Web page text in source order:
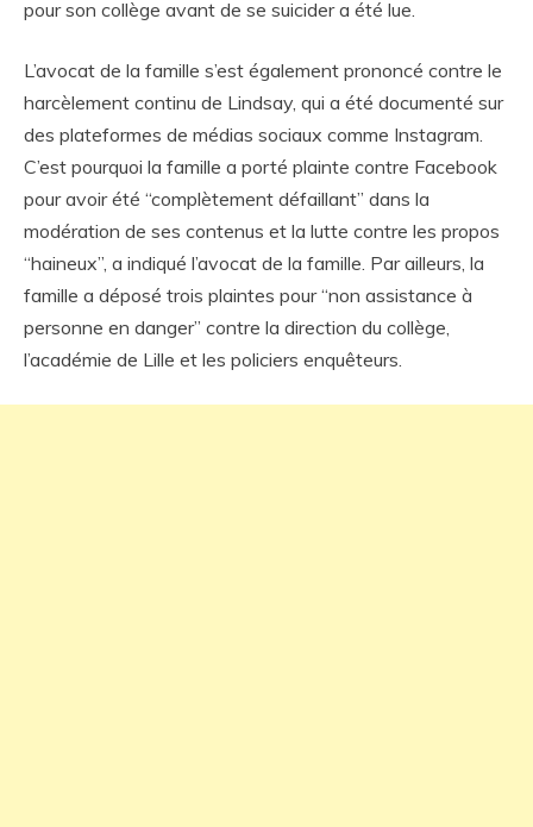
pour son collège avant de se suicider a été lue.
L’avocat de la famille s’est également prononcé contre le
harcèlement continu de Lindsay, qui a été documenté sur
des plateformes de médias sociaux comme Instagram.
C’est pourquoi la famille a porté plainte contre Facebook
pour avoir été “complètement défaillant” dans la
modération de ses contenus et la lutte contre les propos
“haineux”, a indiqué l’avocat de la famille. Par ailleurs, la
famille a déposé trois plaintes pour “non assistance à
personne en danger” contre la direction du collège,
l’académie de Lille et les policiers enquêteurs.